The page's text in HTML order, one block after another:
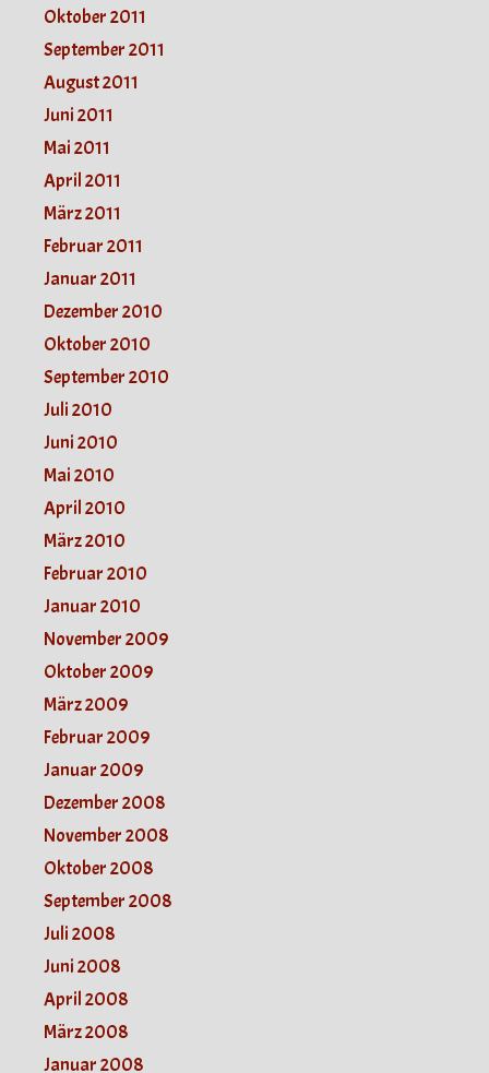
Oktober 2011
September 2011
August 2011
Juni 2011
Mai 2011
April 2011
März 2011
Februar 2011
Januar 2011
Dezember 2010
Oktober 2010
September 2010
Juli 2010
Juni 2010
Mai 2010
April 2010
März 2010
Februar 2010
Januar 2010
November 2009
Oktober 2009
März 2009
Februar 2009
Januar 2009
Dezember 2008
November 2008
Oktober 2008
September 2008
Juli 2008
Juni 2008
April 2008
März 2008
Januar 2008